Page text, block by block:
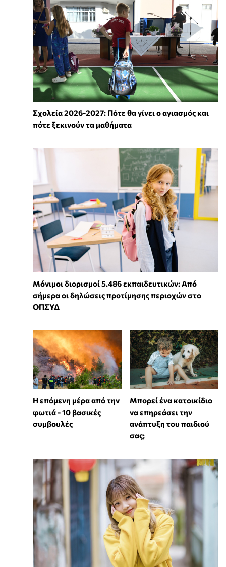
Σχολεία 2026-2027: Πότε θα γίνει ο αγιασμός και
πότε ξεκινούν τα μαθήματα
Μόνιμοι διορισμοί 5.486 εκπαιδευτικών: Από
σήμερα οι δηλώσεις προτίμησης περιοχών στο
ΟΠΣΥΔ
Η επόμενη μέρα από την
φωτιά - 10 βασικές
συμβουλές
⁠Μπορεί ένα κατοικίδιο
να επηρεάσει την
ανάπτυξη του παιδιού
σας;